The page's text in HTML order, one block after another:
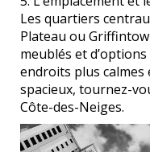
Les quartiers
Plateau ou
meublés et
endroits plus
spacieux, tournez-
Côte-des-Neiges.